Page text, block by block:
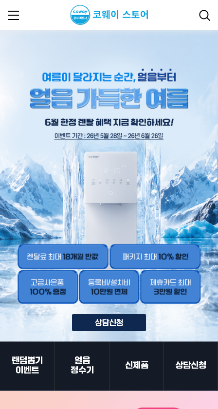
2026년 6월 이벤트
랜덤뽑기
이벤트
얼음
정수기
신제품 상담신청